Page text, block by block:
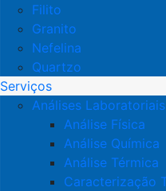
Filito
Granito
Nefelina
Quartzo
Serviços
Análises Laboratoriais
Análise Física
Análise Química
Análise Térmica
Caracterização